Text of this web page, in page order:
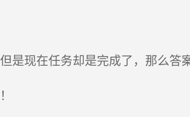
现在任务却是完成了，那么答